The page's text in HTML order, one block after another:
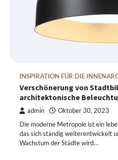
INSPIRATION FÜR DIE
Verschönerung von
architektonische
admin Oktober 30, 2023
Die moderne Metropole ist ein
das sich ständig weiterentwickelt
Wachstum der Städte wird…